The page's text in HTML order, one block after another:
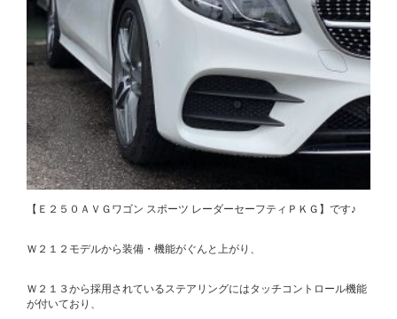
【Ｅ２５０ＡＶＧワゴン スポーツ レーダーセーフティＰＫＧ】です♪
Ｗ２１２モデルから装備・機能がぐんと上がり、
Ｗ２１３から採用されているステアリングにはタッチコントロール機能
が付いており、